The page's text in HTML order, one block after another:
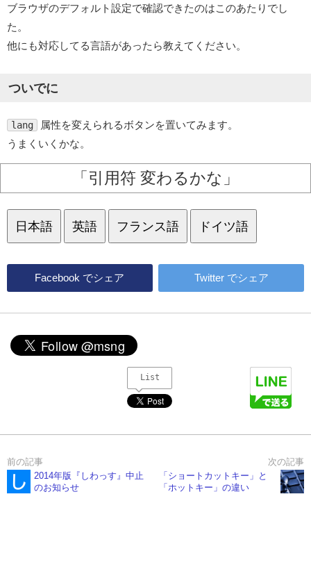
ブラウザのデフォルト設定で確認できたのはこのあたりでし
た。
他にも対応してる言語があったら教えてください。
ついでに
lang
属性を変えられるボタンを置いてみます。
うまくいくかな。
引用符 変わるかな
日本語 英語 フランス語 ドイツ語
Facebook でシェア Twitterでシェア
List
2014年版『しわっす』中止
のお知らせ
「ショートカットキー」と
「ホットキー」の違い